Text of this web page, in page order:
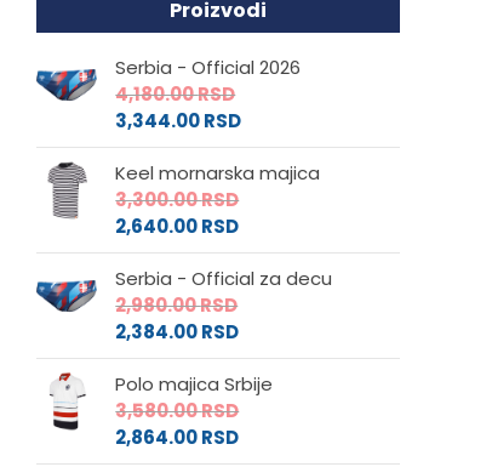
Proizvodi
Serbia - Official 2026
4,180.00RSD
3,344.00RSD
Keel mornarska majica
3,300.00RSD
2,640.00RSD
Serbia - Official za decu
2,980.00RSD
2,384.00RSD
Polo majica Srbije
3,580.00RSD
2,864.00RSD